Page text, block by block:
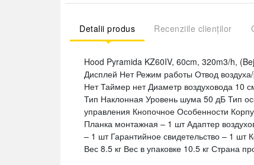
Detalii produs Recenziile clienților
Hood Pyramida KZ60IV, 60cm, 320m3/h,
Дисплей Нет Режим работы Отвод
Нет Таймер нет Диаметр воздуховода 10
Тип Наклонная Уровень шума 50 дБ Тип
управления Кнопочное Особенности
Планка монтажная – 1 шт Адаптер
– 1 шт Гарантийное свидетельство – 1
Вес 8.5 кг Вес в упаковке 10.5 кг Страна